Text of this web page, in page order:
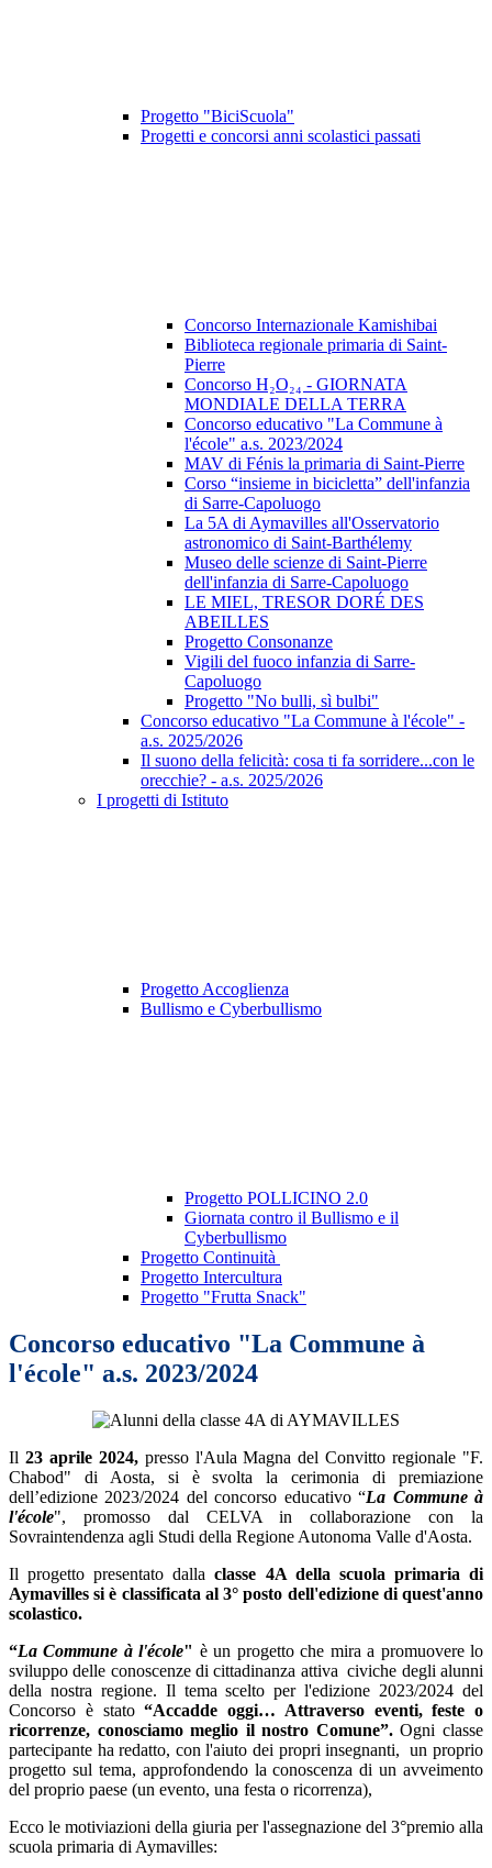
Progetto "BiciScuola"
Progetti e concorsi anni scolastici passati
Concorso Internazionale Kamishibai
Biblioteca regionale primaria di Saint-
Pierre
Concorso H₂O₂₄ - GIORNATA
MONDIALE DELLA TERRA
Concorso educativo "La Commune à
l'école" a.s. 2023/2024
MAV di Fénis la primaria di Saint-Pierre
Corso “insieme in bicicletta” dell'infanzia
di Sarre-Capoluogo
La 5A di Aymavilles all'Osservatorio
astronomico di Saint-Barthélemy
Museo delle scienze di Saint-Pierre
dell'infanzia di Sarre-Capoluogo
LE MIEL, TRESOR DORÉ DES
ABEILLES
Progetto Consonanze
Vigili del fuoco infanzia di Sarre-
Capoluogo
Progetto "No bulli, sì bulbi"
Concorso educativo "La Commune à l'école" -
a.s. 2025/2026
Il suono della felicità: cosa ti fa sorridere...con le
orecchie? - a.s. 2025/2026
I progetti di Istituto
Progetto Accoglienza
Bullismo e Cyberbullismo
Progetto POLLICINO 2.0
Giornata contro il Bullismo e il
Cyberbullismo
Progetto Continuità
Progetto Intercultura
Progetto "Frutta Snack"
Concorso educativo "La Commune à
l'école" a.s. 2023/2024
Il 23 aprile 2024, presso l'Aula Magna del Convitto regionale "F.
Chabod" di Aosta, si è svolta la cerimonia di premiazione
dell’edizione 2023/2024 del concorso educativo “La Commune à
l'école", promosso dal CELVA in collaborazione con la
Sovraintendenza agli Studi della Regione Autonoma Valle d'Aosta.
Il progetto presentato dallaclasse 4A della scuola primaria di
Aymavilles si è classificata al 3° posto dell'edizione di quest'anno
scolastico.
“La Commune à l'école" è un progetto che mira a promuovere lo
sviluppo delle conoscenze di cittadinanza attiva civiche degli alunni
della nostra regione. Il tema scelto per l'edizione 2023/2024 del
Concorso è stato“Accadde oggi… Attraverso eventi, feste o
ricorrenze, conosciamo meglio il nostro Comune”.Ogni classe
partecipante ha redatto, con l'aiuto dei propri insegnanti, un proprio
progetto sul tema, approfondendo la conoscenza di un avveimento
del proprio paese (un evento, una festa o ricorrenza),
Ecco le motiviazioni della giuria per l'assegnazione del 3°premio alla
scuola primaria di Aymavilles: